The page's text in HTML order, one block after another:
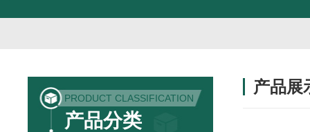
PRODUCT CLASSIFICATION
产品分类
产品展